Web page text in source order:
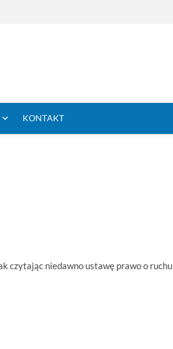
KONTAKT
czytając niedawno ustawę prawo o ruchu